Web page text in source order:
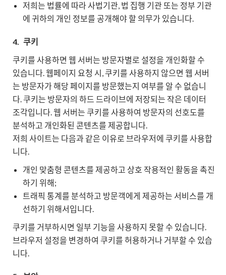
저희는 법률에 따라 사법기관, 법 집행 기관 또는 정부 기관
에 귀하의 개인 정보를 공개해야 할 의무가 있습니다.
4. 쿠키
쿠키를 사용하면 웹 서버는 방문자별로 설정을 개인화할 수
있습니다. 웹페이지 요청 시, 쿠키를 사용하지 않으면 웹 서버
는 방문자가 해당 페이지를 방문했는지 여부를 알 수 없습니
다. 쿠키는 방문자의 하드 드라이브에 저장되는 작은 데이터
조각입니다. 웹 서버는 쿠키를 사용하여 방문자의 선호도를
분석하고 개인화된 콘텐츠를 제공합니다.
저희 사이트는 다음과 같은 이유로 브라우저에 쿠키를 사용합
니다.
개인 맞춤형 콘텐츠를 제공하고 상호 작용적인 활동을 촉진
하기 위해;
트래픽 통계를 분석하고 방문객에게 제공하는 서비스를 개
선하기 위해서입니다.
쿠키를 거부하시면 일부 기능을 사용하지 못할 수 있습니다.
브라우저 설정을 변경하여 쿠키를 허용하거나 거부할 수 있습
니다.